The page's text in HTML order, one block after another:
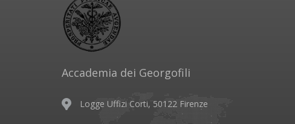
Accademia dei Georgofili
Logge Uffizi Corti, 50122 Firenze